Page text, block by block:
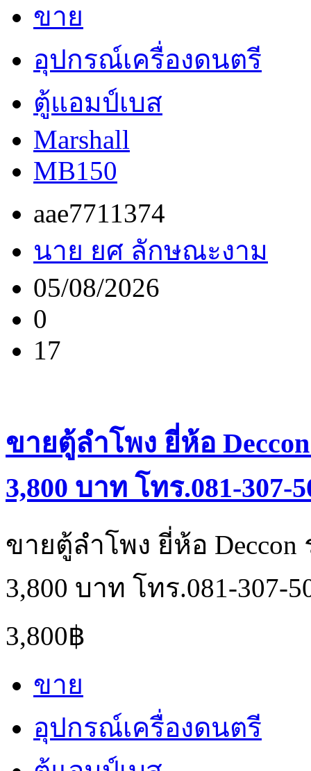
ขาย
อุปกรณ์เครื่องดนตรี
ตู้แอมป์เบส
Marshall
MB150
aae7711374
นาย ยศ ลักษณะงาม
05/08/2026
0
17
ขายตู้ลำโพง ยี่ห้อ
3,800 บาท โทร.081-307-
ขายตู้ลำโพง ยี่ห้อ
3,800 บาท โทร.081-307-
3,800฿
ขาย
อุปกรณ์เครื่องดนตรี